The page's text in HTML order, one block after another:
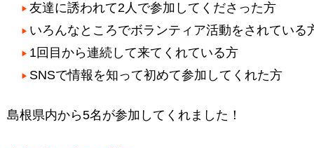
友達に誘われて2人で参加してくださった方
いろんなところでボランティア活動をされている
1回目から連続して来てくれている方
SNSで情報を知って初めて参加してくれた方
島根県内から5名が参加してくれました！